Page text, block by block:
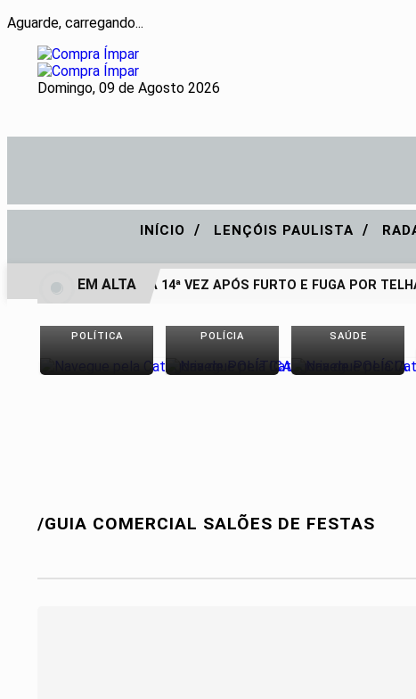
Aguarde, carregando...
Domingo, 09 de Agosto 2026
INÍCIO / LENÇÓIS PAULISTA /
PRESO PELA 14ª VEZ APÓS FURTO E FUGA POR
EM ALTA
POLÍTICA POLÍCIA SAÚDE
/GUIA COMERCIAL SALÕES DE FESTAS